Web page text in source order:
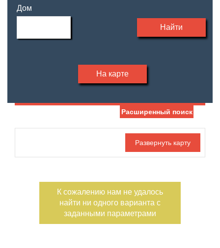
Дом
Найти
На карте
С фото
Отдельный вход
Расширенный поиск
К сожалению нам не удалось
найти ни одного варианта с
заданными параметрами